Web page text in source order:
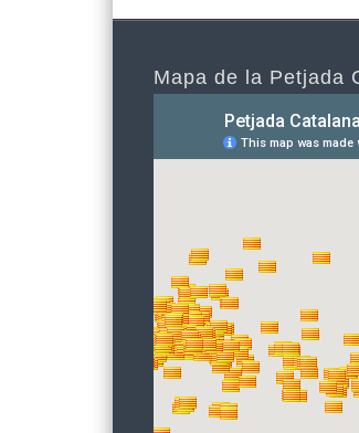
Mapa de la Petjada